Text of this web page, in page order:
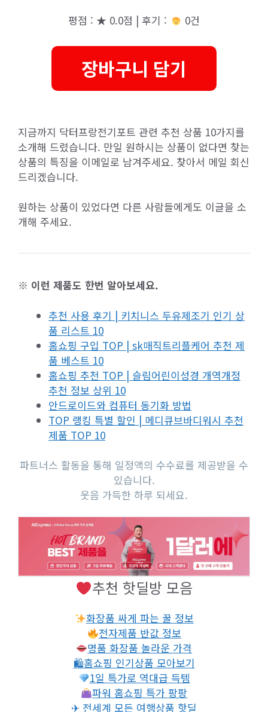
평점 : ★ 0.0점 | 후기 : 0건
장바구니 담기
지금까지 닥터프랑전기포트 관련 추천 상품 10가지를
소개해 드렸습니다. 만일 원하시는 상품이 없다면 찾는
상품의 특징을 이메일로 남겨주세요. 찾아서 메일 회신
드리겠습니다.
원하는 상품이 있었다면 다른 사람들에게도 이글을 소
개해 주세요.
※ 이런 제품도 한번 알아보세요.
추천 사용 후기 | 키치니스 두유제조기 인기 상
품 리스트 10
홈쇼핑 구입 TOP | sk매직트리플케어 추천 제
품 베스트 10
홈쇼핑 추천 TOP | 슬림어린이성경 개역개정
추천 정보 상위 10
안드로이드와 컴퓨터 동기화 방법
TOP 랭킹 특별 할인 | 메디큐브바디워시 추천
제품 TOP 10
파트너스 활동을 통해 일정액의 수수료를 제공받을 수
있습니다.
웃음 가득한 하루 되세요.
추천 핫딜방 모음
화장품 싸게 파는 꿀 정보
전자제품 반값 정보
명품 화장품 놀라운 가격
🛍홈쇼핑 인기상품 모아보기
1일 특가로 역대급 득템
파워 홈쇼핑 특가 팡팡
✈ 전세계 모든 여행상품 핫딜